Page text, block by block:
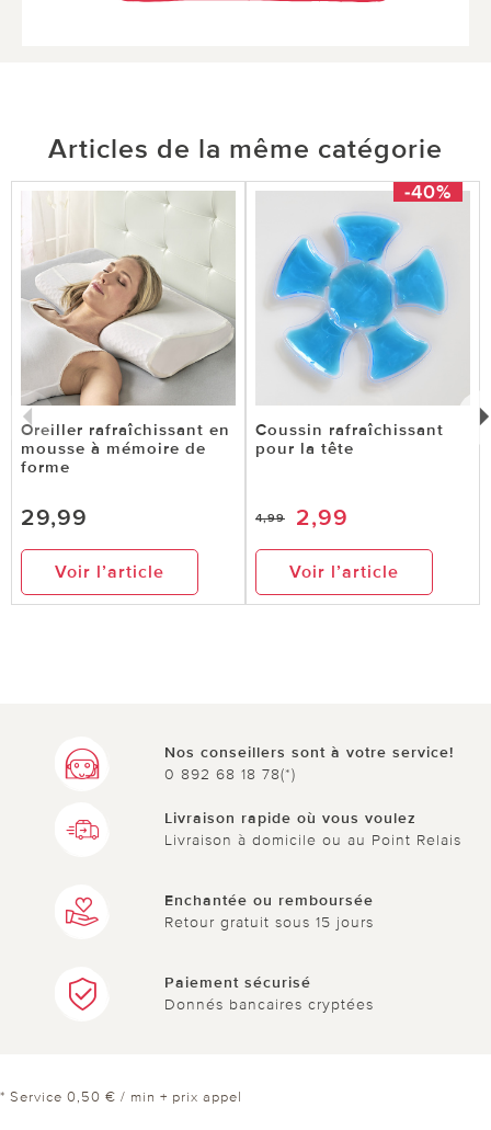
Articles de la même catégorie
Oreiller rafraîchissant en
mousse à mémoire de
forme
29,99
Voir l’article
-40%
Coussin rafraîchissant
pour la tête
4,99 2,99
Voir l’article
Nos conseillers sont à votre service!
0 892 68 18 78(*)
Livraison rapide où vous voulez
Livraison à domicile ou au Point Relais
Enchantée ou remboursée
Retour gratuit sous 15 jours
Paiement sécurisé
Donnés bancaires cryptées
* Service 0,50 € / min + prix appel